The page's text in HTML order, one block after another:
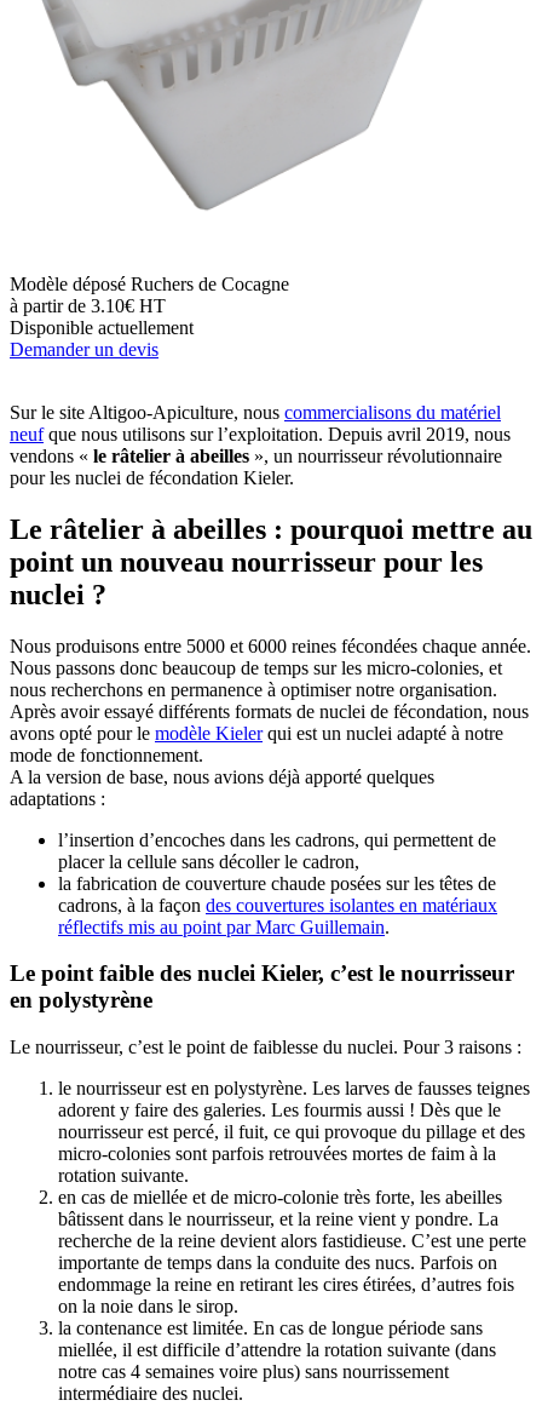
Modèle déposé Ruchers de Cocagne
à partir de 3.10€ HT
Disponible actuellement
Demander un devis
Sur le site Altigoo-Apiculture, nous commercialisons du matériel
neufque nous utilisons sur l’exploitation. Depuis avril 2019, nous
vendons « le râtelier à abeilles », un nourrisseur révolutionnaire
pour les nuclei de fécondation Kieler.
Le râtelier à abeilles : pourquoi mettre au
point un nouveau nourrisseur pour les
nuclei ?
Nous produisons entre 5000 et 6000 reines fécondées chaque année.
Nous passons donc beaucoup de temps sur les micro-colonies, et
nous recherchons en permanence à optimiser notre organisation.
Après avoir essayé différents formats de nuclei de fécondation, nous
avons opté pour le modèle Kielerqui est un nuclei adapté à notre
mode de fonctionnement.
A la version de base, nous avions déjà apporté quelques
adaptations :
l’insertion d’encoches dans les cadrons, qui permettent de
placer la cellule sans décoller le cadron,
la fabrication de couverture chaude posées sur les têtes de
cadrons, à la façon des couvertures isolantes en matériaux
réflectifs mis au point par Marc Guillemain.
Le point faible des nuclei Kieler, c’est le nourrisseur
en polystyrène
Le nourrisseur, c’est le point de faiblesse du nuclei. Pour 3 raisons :
le nourrisseur est en polystyrène. Les larves de fausses teignes
adorent y faire des galeries. Les fourmis aussi ! Dès que le
nourrisseur est percé, il fuit, ce qui provoque du pillage et des
micro-colonies sont parfois retrouvées mortes de faim à la
rotation suivante.
en cas de miellée et de micro-colonie très forte, les abeilles
bâtissent dans le nourrisseur, et la reine vient y pondre. La
recherche de la reine devient alors fastidieuse. C’est une perte
importante de temps dans la conduite des nucs. Parfois on
endommage la reine en retirant les cires étirées, d’autres fois
on la noie dans le sirop.
la contenance est limitée. En cas de longue période sans
miellée, il est difficile d’attendre la rotation suivante (dans
notre cas 4 semaines voire plus) sans nourrissement
intermédiaire des nuclei.